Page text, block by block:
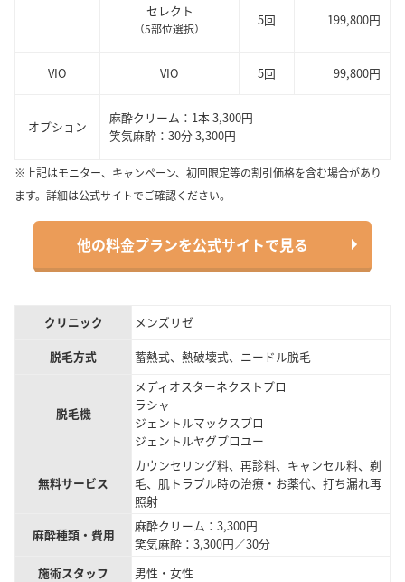
セレクト
（5部位選択）
5回 199,800円
VIO VIO 5回 99,800円
オプション
麻酔クリーム：1本 3,300円
笑気麻酔：30分 3,300円
※上記はモニター、キャンペーン、初回限定等の割引価格を含む場合があり
ます。詳細は公式サイトでご確認ください。
他の料金プランを公式サイトで見る
クリニック
メンズリゼ
脱毛方式
蓄熱式、熱破壊式、ニードル脱毛
脱毛機
メディオスターネクストプロ
ラシャ
ジェントルマックスプロ
ジェントルヤグプロユー
無料サービス
カウンセリング料、再診料、キャンセル料、剃
毛、肌トラブル時の治療・お薬代、打ち漏れ再
照射
麻酔種類・費用
麻酔クリーム：3,300円
笑気麻酔：3,300円／30分
施術スタッフ
男性・女性